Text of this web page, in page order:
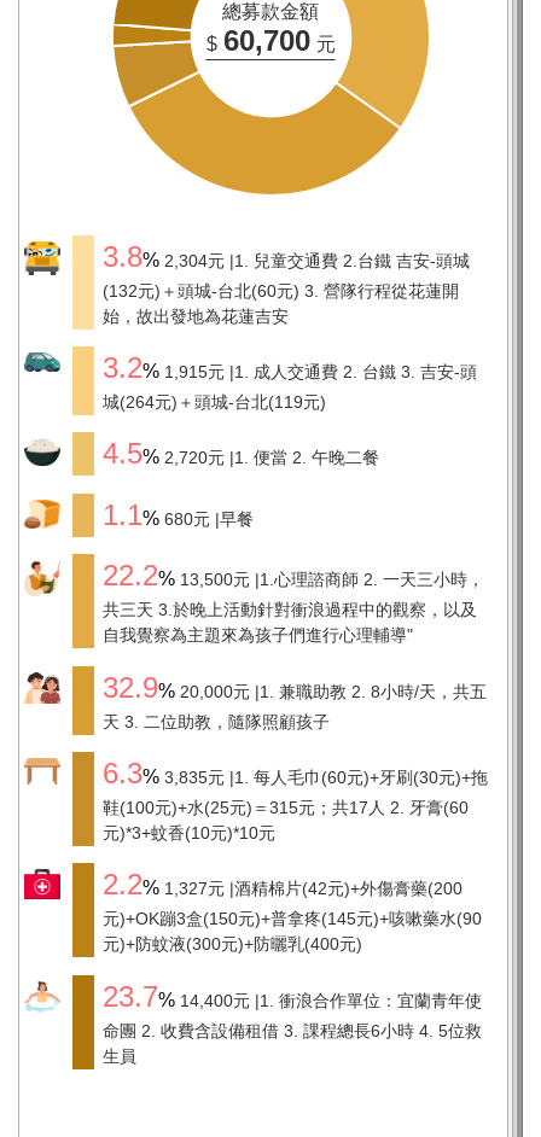
總募款金額
$ 60,700 元
3.8 2,304元 1. 兒童交通費 2.台鐵 吉安-頭城
(132元)＋頭城-台北(60元) 3. 營隊行程從花蓮開
始，故出發地為花蓮吉安
3.2 1,915元 1. 成人交通費 2. 台鐵 3. 吉安-頭
城(264元)＋頭城-台北(119元)
4.5 2,720元 1. 便當 2. 午晚二餐
1.1 680元 早餐
22.2 13,500元 1.心理諮商師 2. 一天三小時，
共三天 3.於晚上活動針對衝浪過程中的觀察，以及
自我覺察為主題來為孩子們進行心理輔導"
32.9 20,000元 1. 兼職助教 2. 8小時/天，共五
天 3. 二位助教，隨隊照顧孩子
6.3 3,835元 1. 每人毛巾(60元)+牙刷(30元)+拖
鞋(100元)+水(25元)＝315元；共17人 2. 牙膏(60
元)*3+蚊香(10元)*10元
2.2 1,327元 酒精棉片(42元)+外傷膏藥(200
元)+OK蹦3盒(150元)+普拿疼(145元)+咳嗽藥水(90
元)+防蚊液(300元)+防曬乳(400元)
23.7 14,400元 1. 衝浪合作單位：宜蘭青年使
命團 2. 收費含設備租借 3. 課程總長6小時 4. 5位救
生員